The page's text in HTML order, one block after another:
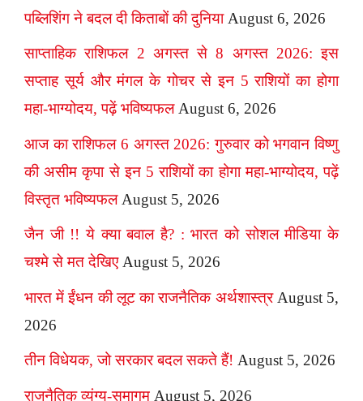
पब्लिशिंग ने बदल दी किताबों की दुनिया August 6, 2026
साप्ताहिक राशिफल 2 अगस्त से 8 अगस्त 2026: इस
सप्ताह सूर्य और मंगल के गोचर से इन 5 राशियों का होगा
महा-भाग्योदय, पढ़ें भविष्यफल August 6, 2026
आज का राशिफल 6 अगस्त 2026: गुरुवार को भगवान विष्णु
की असीम कृपा से इन 5 राशियों का होगा महा-भाग्योदय, पढ़ें
विस्तृत भविष्यफल August 5, 2026
जैन जी !! ये क्या बवाल है? : भारत को सोशल मीडिया के
चश्मे से मत देखिए August 5, 2026
भारत में ईंधन की लूट का राजनैतिक अर्थशास्त्र August 5,
2026
तीन विधेयक, जो सरकार बदल सकते हैं! August 5, 2026
राजनैतिक व्यंग्य-समागम August 5, 2026